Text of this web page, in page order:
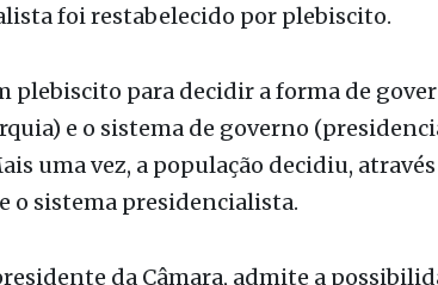
foi restabelecido por plebiscito.
plebiscito para decidir a forma de
e o sistema de governo
uma vez, a população decidiu,
o sistema presidencialista.
da Câmara, admite a